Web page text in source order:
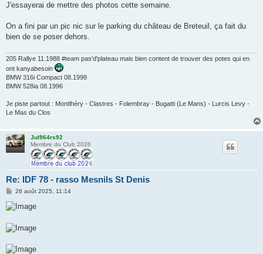
J'essayerai de mettre des photos cette semaine.
On a fini par un pic nic sur le parking du château de Breteuil, ça fait du
bien de se poser dehors.
205 Rallye 11.1988 #team pas'd'plateau mais bien content de trouver des potes qui en
ont kanyabesoin
BMW 316i Compact 08.1998
BMW 528ia 08.1996
Je piste partout : Montlhéry - Clastres - Folembray - Bugatti (Le Mans) - Lurcis Levy -
Le Mas du Clos
Jul964rs92
Membre du Club 2026
Re: IDF 78 - rasso Mesnils St Denis
M
s
s
g
e
26 août 2025, 11:14